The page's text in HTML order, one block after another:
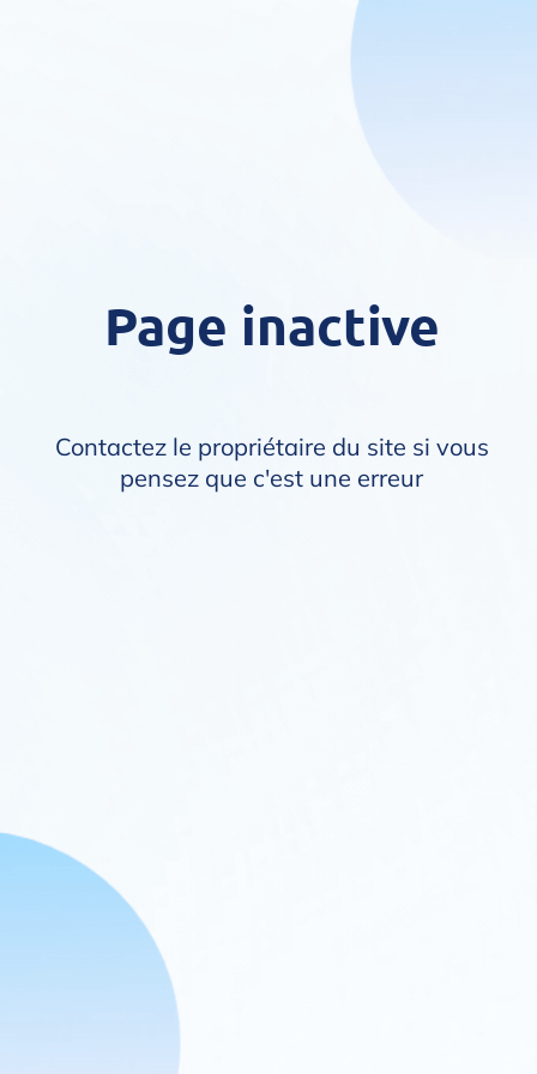
Page inactive
Contactez le propriétaire du site si vous
pensez que c'est une erreur